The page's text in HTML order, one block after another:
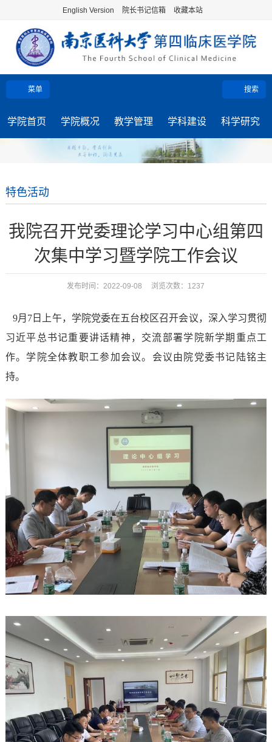
English Version 院长书记信箱 收藏本站
菜单 搜索
学院首页 学院概况 教学管理 学科建设 科学研究
特色活动
我院召开党委理论学习中心组第四
次集中学习暨学院工作会议
发布时间：2022-09-08 浏览次数： 1237
9月 7 日上午，学院党委在五台校区召开会议，深入学习贯彻
习近平总书记重要讲话精神，交流部署学院新学期重点工
作。 学院全体教职工参加会议。会议由院党委书记陆铭主
持。